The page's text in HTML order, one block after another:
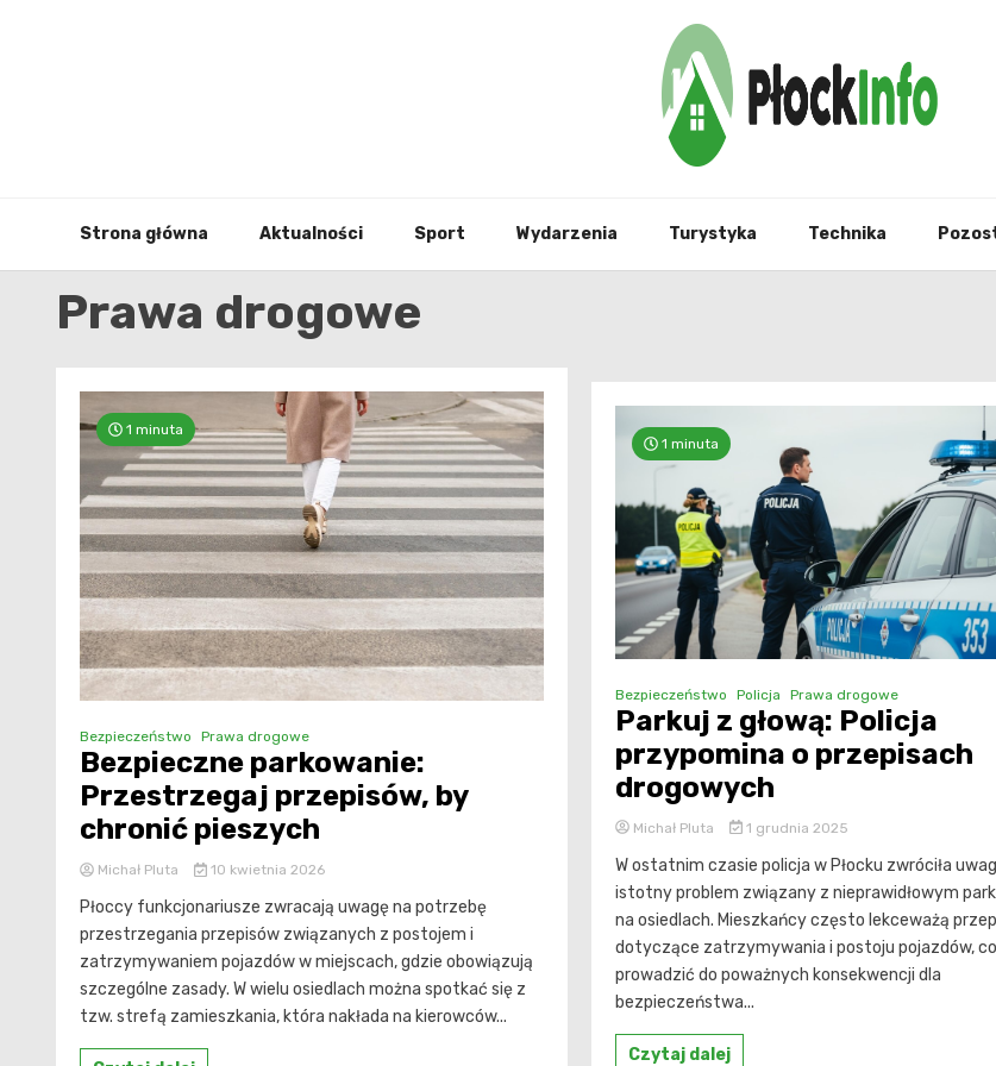
Strona główna Aktualności Sport Wydarzenia Turystyka Technika
Prawa drogowe
1 minuta
Bezpieczeństwo Prawa drogowe
Bezpieczne parkowanie:
Przestrzegaj przepisów, by
chronić pieszych
Michał Pluta 10 kwietnia 2026
Płoccy funkcjonariusze zwracają uwagę na potrzebę
przestrzegania przepisów związanych z postojem i
zatrzymywaniem pojazdów w miejscach, gdzie obowiązują
szczególne zasady. W wielu osiedlach można spotkać się z
tzw. strefą zamieszkania, która nakłada na kierowców...
1 minuta
Bezpieczeństwo Policja Prawa drogowe
Parkuj z głową: Policja
przypomina o przepisach
drogowych
Michał Pluta 1 grudnia 2025
W ostatnim czasie policja w Płocku zwróciła
istotny problem związany z nieprawidłowym
na osiedlach. Mieszkańcy często lekceważą
dotyczące zatrzymywania i postoju pojazdów,
prowadzić do poważnych konsekwencji dla
bezpieczeństwa...
Czytaj dalej